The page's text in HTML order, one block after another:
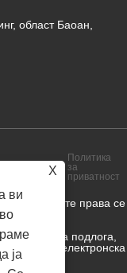
X
ви
ја
област Баоан,
XML
Политика
за
приватност
Ltd. Сите права се
замена на подлога,
ом вап, електронска